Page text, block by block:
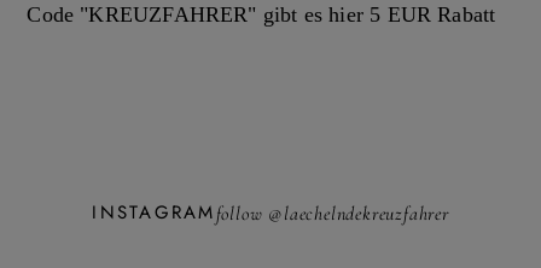
Code "KREUZFAHRER" gibt es hier 5 EUR Rabatt
INSTAGRAM follow @laechelndekreuzfahrer